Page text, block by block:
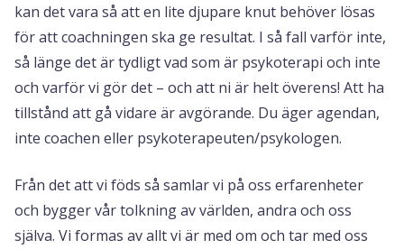
kan det vara så att en lite djupare knut behöver lösas
för att coachningen ska ge resultat. I så fall varför inte,
så länge det är tydligt vad som är psykoterapi och inte
och varför vi gör det – och att ni är helt överens! Att ha
tillstånd att gå vidare är avgörande. Du äger agendan,
inte coachen eller psykoterapeuten/psykologen.
Från det att vi föds så samlar vi på oss erfarenheter
och bygger vår tolkning av världen, andra och oss
själva. Vi formas av allt vi är med om och tar med oss